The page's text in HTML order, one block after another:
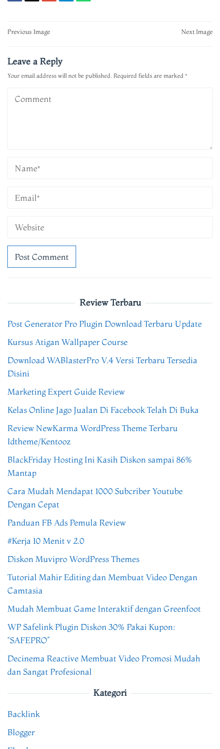
Post
Previous Image Next Image
Leave a Reply
Your email address will not be published. Required fields are marked *
Review Terbaru
Post Generator Pro Plugin Download Terbaru Update
Kursus Atigan Wallpaper Course
Download WABlasterPro V.4 Versi Terbaru Tersedia
Disini
Marketing Expert Guide Review
Kelas Online Jago Jualan Di Facebook Telah Di Buka
Review NewKarma WordPress Theme Terbaru
Idtheme/Kentooz
BlackFriday Hosting Ini Kasih Diskon sampai 86%
Mantap
Cara Mudah Mendapat 1000 Subcriber Youtube
Dengan Cepat
Panduan FB Ads Pemula Review
#Kerja 10 Menit v 2.0
Diskon Muvipro WordPress Themes
Tutorial Mahir Editing dan Membuat Video Dengan
Camtasia
Mudah Membuat Game Interaktif dengan Greenfoot
WP Safelink Plugin Diskon 30% Pakai Kupon:
“SAFEPRO”
Decinema Reactive Membuat Video Promosi Mudah
dan Sangat Profesional
Kategori
Backlink
Blogger